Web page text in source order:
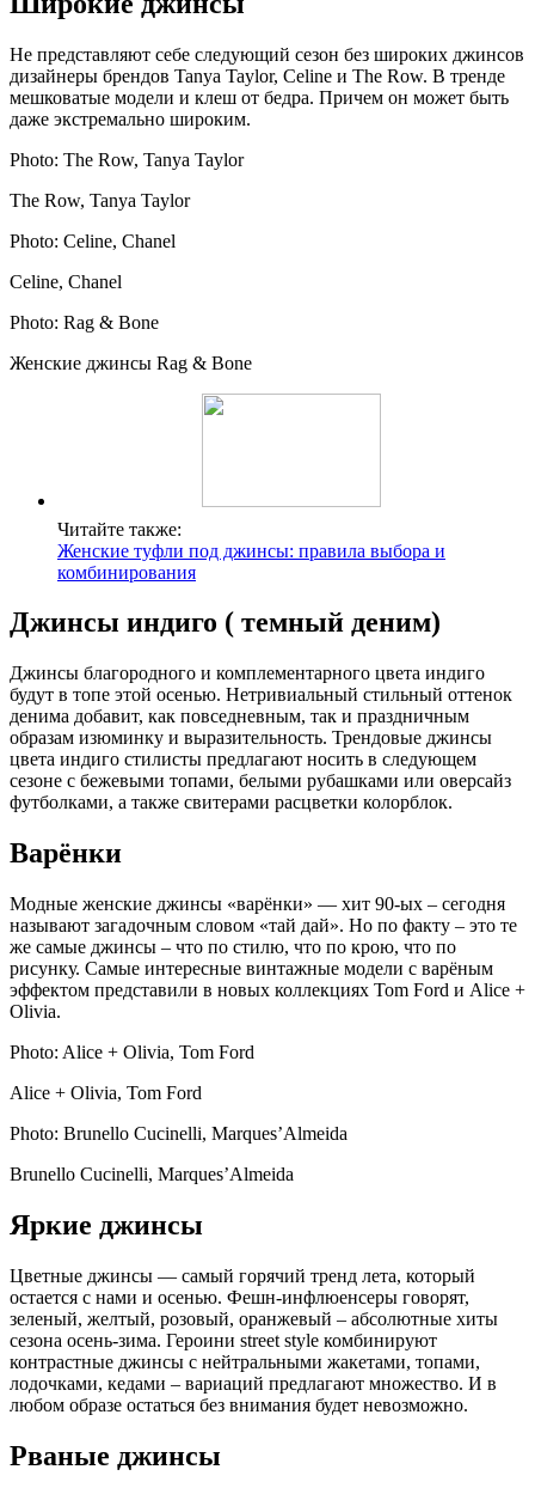
Не представляют себе следующий сезон без широких джинсов
дизайнеры брендов Tanya Taylor, Celine и The Row. В тренде
мешковатые модели и клеш от бедра. Причем он может быть
даже экстремально широким.
Photo: The Row, Tanya Taylor
The Row, Tanya Taylor
Photo: Celine, Chanel
Celine, Chanel
Photo: Rag & Bone
Женские джинсы Rag & Bone
Читайте также:
Женские туфли под джинсы: правила выбора и
комбинирования
Джинсы индиго ( темный деним)
Джинсы благородного и комплементарного цвета индиго
будут в топе этой осенью. Нетривиальный стильный оттенок
денима добавит, как повседневным, так и праздничным
образам изюминку и выразительность. Трендовые джинсы
цвета индиго стилисты предлагают носить в следующем
сезоне с бежевыми топами, белыми рубашками или оверсайз
футболками, а также свитерами расцветки колорблок.
Варёнки
Модные женские джинсы «варёнки» — хит 90-ых – сегодня
называют загадочным словом «тай дай». Но по факту – это те
же самые джинсы – что по стилю, что по крою, что по
рисунку. Самые интересные винтажные модели с варёным
эффектом представили в новых коллекциях Tom Ford и Alice +
Olivia.
Photo: Alice + Olivia, Tom Ford
Alice + Olivia, Tom Ford
Photo: Brunello Cucinelli, Marques’Almeida
Brunello Cucinelli, Marques’Almeida
Яркие джинсы
Цветные джинсы — самый горячий тренд лета, который
остается с нами и осенью. Фешн-инфлюенсеры говорят,
зеленый, желтый, розовый, оранжевый – абсолютные хиты
сезона осень-зима. Героини street style комбинируют
контрастные джинсы с нейтральными жакетами, топами,
лодочками, кедами – вариаций предлагают множество. И в
любом образе остаться без внимания будет невозможно.
Рваные джинсы